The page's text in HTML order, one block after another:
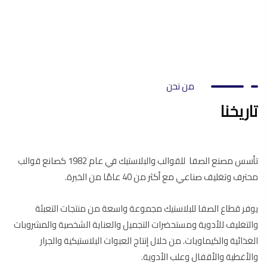
من نحن
تاريخنا
تأسس مصنع الصفا للقوالب والبلاستيك في عام 1982 كصانع قوالب
محترف وتغليف صناعي مع أكثر من 40 عامًا من الخبرة.
يوفر قطاع الصفا للبلاستيك مجموعة واسعة من منتجات التعبئة
والتغليف للأدوية ومستحضرات التجميل والعناية الشخصية والمشروبات
الغذائية والكيماويات. من خلال إنتاج العبوات البلاستيكية والجرار
والأغطية والأقفال وعلب الأدوية.